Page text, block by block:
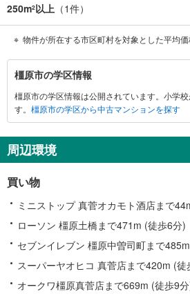
250m2以上 （1件）
物件が所在する市区町村を対象とした平均価
橿
原
市
に
す
る
報
橿原市の学区情報
橿原市の学区情報は公開されています。小学
す。 橿原市の学区から中古マンションを探す
周辺環境
買い物
ミニストップ 真菅オカモト酒店まで
ローソン 橿原土橋まで471m (徒歩6分)
セブンイレブン 橿原中曽司町まで
スーパーヤオヒコ 真菅店まで420m (徒
オークワ橿原真菅店まで669m (徒歩9